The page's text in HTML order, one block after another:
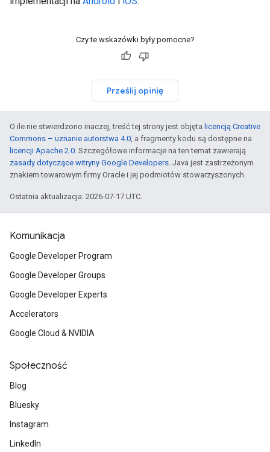
Czy te wskazówki były pomocne?
Prześlij opinię
O ile nie stwierdzono inaczej, treść tej strony jest objęta licencją Creative
Commons – uznanie autorstwa 4.0, a fragmenty kodu są dostępne na
licencji Apache 2.0. Szczegółowe informacje na ten temat zawierają
zasady dotyczące witryny Google Developers. Java jest zastrzeżonym
znakiem towarowym firmy Oracle i jej podmiotów stowarzyszonych.
Ostatnia aktualizacja: 2026-07-17 UTC.
Komunikacja
Google Developer Program
Google Developer Groups
Google Developer Experts
Accelerators
Google Cloud & NVIDIA
Społeczność
Blog
Bluesky
Instagram
LinkedIn